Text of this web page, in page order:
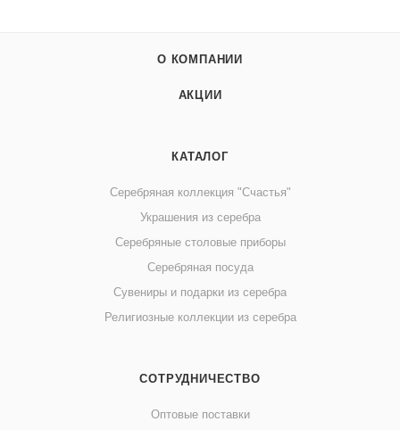
О КОМПАНИИ
АКЦИИ
КАТАЛОГ
Серебряная коллекция "Счастья"
Украшения из серебра
Серебряные столовые приборы
Серебряная посуда
Сувениры и подарки из серебра
Религиозные коллекции из серебра
СОТРУДНИЧЕСТВО
Оптовые поставки